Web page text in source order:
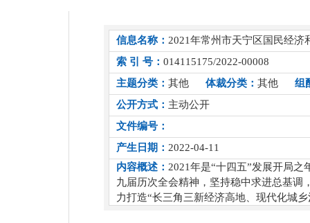
信息名称： 2021年常州市天宁区国民经济
索 引 号： 014115175/2022-00008
主题分类： 其他 体裁分类： 其他
组
公开方式： 主动公开
文件编号：
产生日期： 2022-04-11
内容概述： 2021年是“十四五”发展开局
九届历次全会精神，坚持稳中求进总基调
力打造“长三角三新经济高地、现代化城